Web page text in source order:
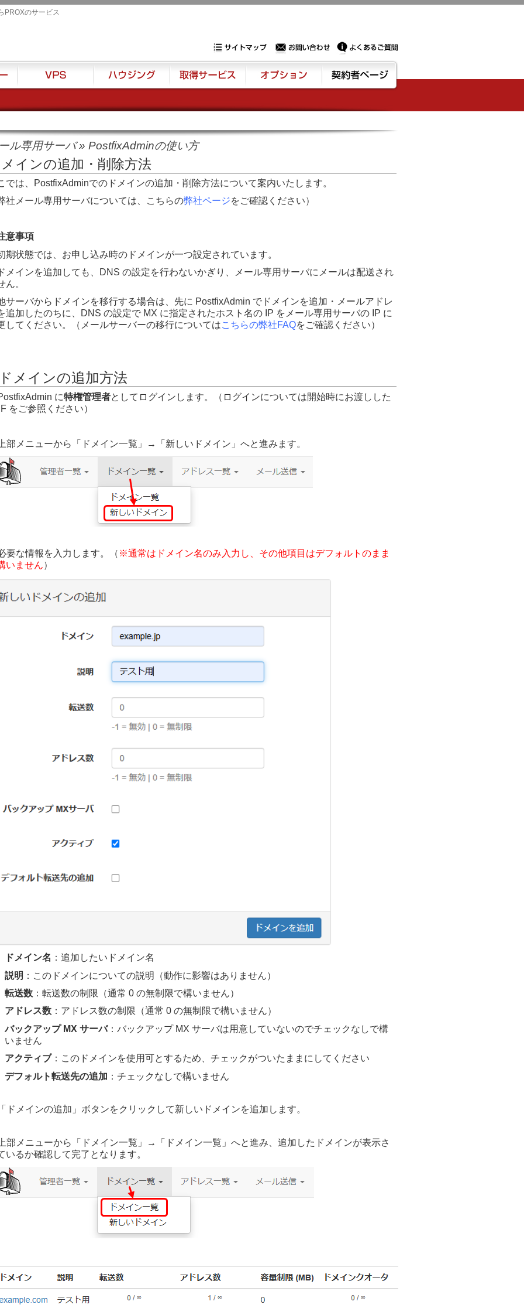
PROXのサービス
ル専用サーバ» PostfixAdminの使い方
インの追加・削除方法
では、 PostfixAdminでのドメインの追加・削除方法について案内いたします。
社メール専用サーバについては、こちらの弊社ページをご確認ください）
意事項
期状態では、お申し込み時のドメインが一つ設定されています。
メインを追加しても、DNS の設定を行わないかぎり、メール専用サーバにメールは配送され
ん。
サーバからドメインを移行する場合は、先に PostfixAdmin でドメインを追加・メールアドレ
追加したのちに、DNS の設定で MX に指定されたホスト名の IP をメール専用サーバの IP に
してください。（メールサーバーの移行についてはこちらの弊社FAQをご確認ください）
メインの追加方法
に特権管理者としてログインします。（ログインについては開始時にお渡しした
をご参照ください）
部メニューから「ドメイン一覧」→「新しいドメイン」へと進みます。
要な情報を入力します。（ ※通常はドメイン名のみ入力し、その他項目はデフォルトのまま
いません）
ドメイン名 ：追加したいドメイン名
説明 ：このドメインについての説明（動作に影響はありません）
転送数：転送数の制限（通常 0 の無制限で構いません）
アドレス数：アドレス数の制限（通常 0 の無制限で構いません）
バックアップ MX サーバ：バックアップ MX サーバは用意していないのでチェックなしで構
いません
アクティブ：このドメインを使用可とするため、チェックがついたままにしてください
デフォルト転送先の追加 ：チェックなしで構いません
ドメインの追加」ボタンをクリックして新しいドメインを追加します。
部メニューから「ドメイン一覧」→「ドメイン一覧」へと進み、追加したドメインが表示さ
いるか確認して完了となります。
VPS ハウジング 取得サービス オプション 契約者ページ